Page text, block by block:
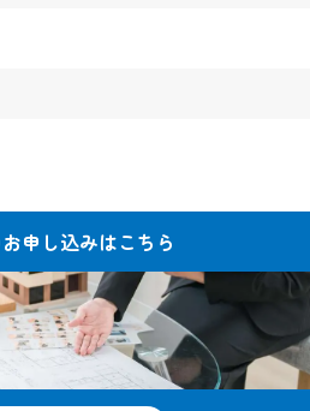
お申し込みはこちら